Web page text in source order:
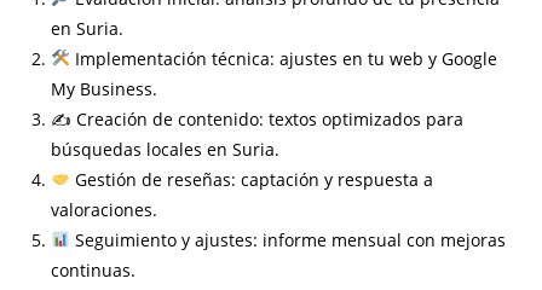
en Suria.
Implementación técnica: ajustes en tu web y Google
My Business.
✍️ Creación de contenido: textos optimizados para
búsquedas locales en Suria.
Gestión de reseñas: captación y respuesta a
valoraciones.
Seguimiento y ajustes: informe mensual con mejoras
continuas.